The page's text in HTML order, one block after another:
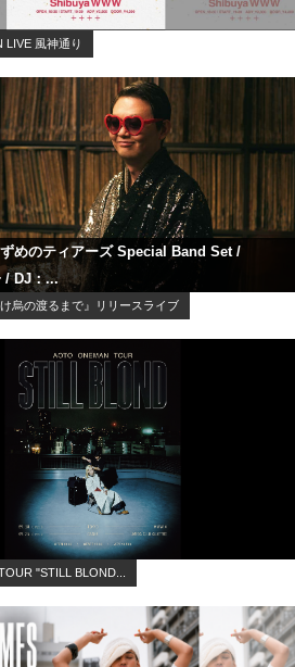
LIVE 風神通り
めのティアーズ Special Band Set /
/ DJ：...
烏の渡るまで』リリースライブ
"STILL BLOND...